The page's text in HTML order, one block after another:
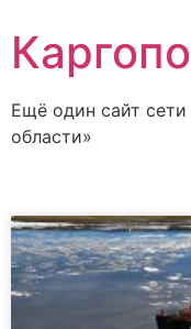
Ещё один сайт
области»